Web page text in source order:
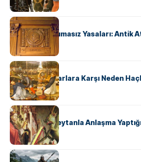
KÜLTÜR
Draco’nun Acımasız Yasaları: Antik
Hukuk Kodu
KÜLTÜR
Avrupalı ​​Katharlara Karşı Neden
KÜLTÜR
II. Silvester: Şeytanla Anlaşma
KÜLTÜR